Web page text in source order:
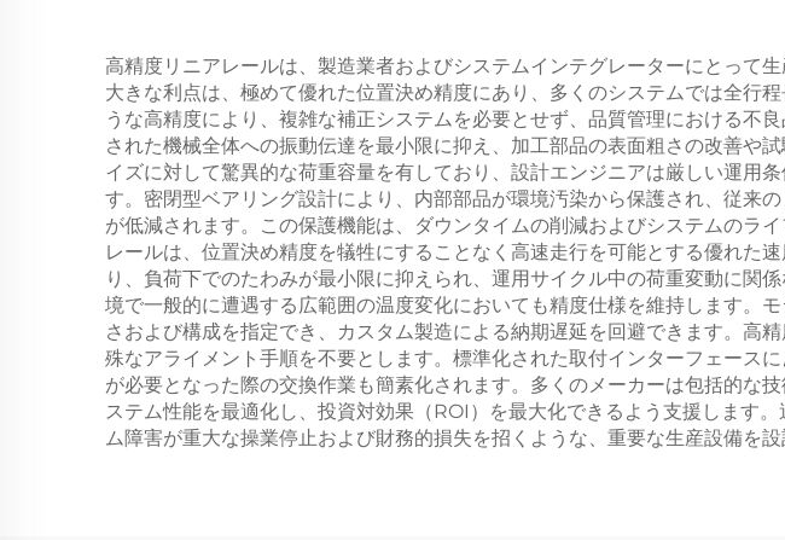
高精度リニアレールは、製造業者およびシステムインテグレーターにとって
大きな利点は、極めて優れた位置決め精度にあり、多くのシステムでは全行
うな高精度により、複雑な補正システムを必要とせず、品質管理における不
された機械全体への振動伝達を最小限に抑え、加工部品の表面粗さの改善や
イズに対して驚異的な荷重容量を有しており、設計エンジニアは厳しい運用
す。密閉型ベアリング設計により、内部部品が環境汚染から保護され、従来
が低減されます。この保護機能は、ダウンタイムの削減およびシステムのラ
レールは、位置決め精度を犠牲にすることなく高速走行を可能とする優れた
り、負荷下でのたわみが最小限に抑えられ、運用サイクル中の荷重変動に関
境で一般的に遭遇する広範囲の温度変化においても精度仕様を維持します。
さおよび構成を指定でき、カスタム製造による納期遅延を回避できます。高
殊なアライメント手順を不要とします。標準化された取付インターフェース
が必要となった際の交換作業も簡素化されます。多くのメーカーは包括的な
ステム性能を最適化し、投資対効果（ROI）を最大化できるよう支援します
ム障害が重大な操業停止および財務的損失を招くような、重要な生産設備を